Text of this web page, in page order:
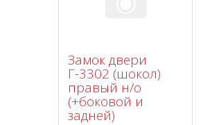
Замок двери
Г-3302 (шокол)
правый н/о
(+боковой и
задней)